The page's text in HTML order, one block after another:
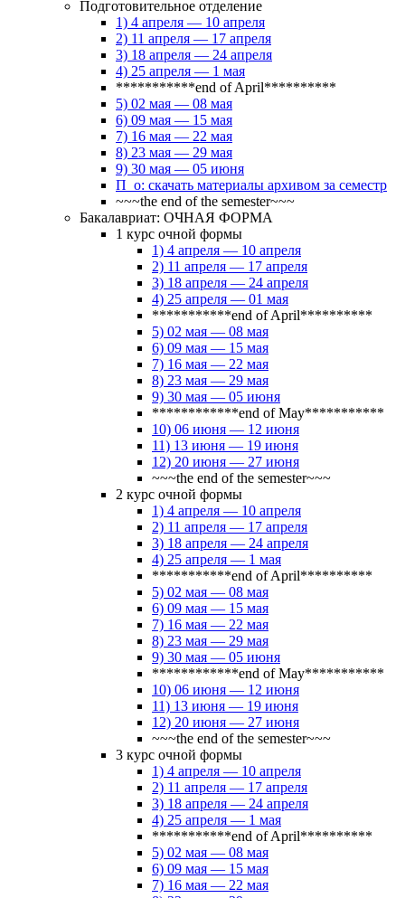
Подготовительное отделение
1) 4 апреля — 10 апреля
2) 11 апреля — 17 апреля
3) 18 апреля — 24 апреля
4) 25 апреля — 1 мая
***********end of April**********
5) 02 мая — 08 мая
6) 09 мая — 15 мая
7) 16 мая — 22 мая
8) 23 мая — 29 мая
9) 30 мая — 05 июня
П_о: скачать материалы архивом за семестр
~~~the end of the semester~~~
Бакалавриат: ОЧНАЯ ФОРМА
1 курс очной формы
1) 4 апреля — 10 апреля
2) 11 апреля — 17 апреля
3) 18 апреля — 24 апреля
4) 25 апреля — 01 мая
***********end of April**********
5) 02 мая — 08 мая
6) 09 мая — 15 мая
7) 16 мая — 22 мая
8) 23 мая — 29 мая
9) 30 мая — 05 июня
************end of May***********
10) 06 июня — 12 июня
11) 13 июня — 19 июня
12) 20 июня — 27 июня
~~~the end of the semester~~~
2 курс очной формы
1) 4 апреля — 10 апреля
2) 11 апреля — 17 апреля
3) 18 апреля — 24 апреля
4) 25 апреля — 1 мая
***********end of April**********
5) 02 мая — 08 мая
6) 09 мая — 15 мая
7) 16 мая — 22 мая
8) 23 мая — 29 мая
9) 30 мая — 05 июня
************end of May***********
10) 06 июня — 12 июня
11) 13 июня — 19 июня
12) 20 июня — 27 июня
~~~the end of the semester~~~
3 курс очной формы
1) 4 апреля — 10 апреля
2) 11 апреля — 17 апреля
3) 18 апреля — 24 апреля
4) 25 апреля — 1 мая
***********end of April**********
5) 02 мая — 08 мая
6) 09 мая — 15 мая
7) 16 мая — 22 мая